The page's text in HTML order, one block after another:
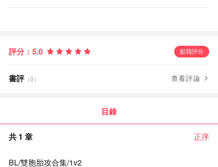
評分：5.0 點我評分
書評 （0） 查看評論
目錄
共 1 章 正序
BL/雙胞胎攻合集/1v2